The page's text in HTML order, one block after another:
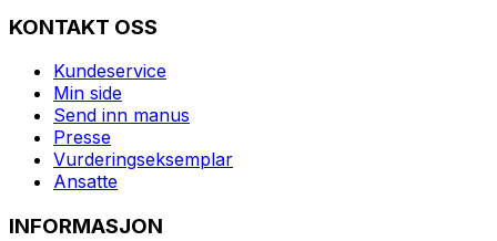
KONTAKT OSS
Kundeservice
Min side
Send inn manus
Presse
Vurderingseksemplar
Ansatte
INFORMASJON